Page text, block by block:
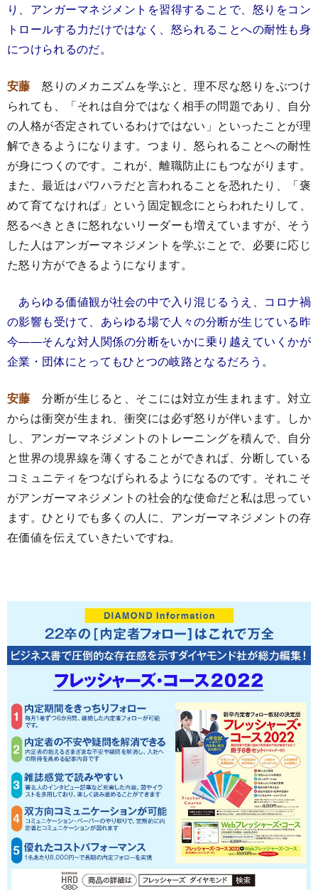
り、アンガーマネジメントを習得することで、怒りをコン
トロールする力だけではなく、怒られることへの耐性も身
につけられるのだ。
安藤 怒りのメカニズムを学ぶと、理不尽な怒りをぶつけ
られても、「それは自分ではなく相手の問題であり、自分
の人格が否定されているわけではない」といったことが理
解できるようになります。つまり、怒られることへの耐性
が身につくのです。これが、離職防止にもつながります。
また、最近はパワハラだと言われることを恐れたり、「褒
めて育てなければ」という固定観念にとらわれたりして、
怒るべきときに怒れないリーダーも増えていますが、そう
した人はアンガーマネジメントを学ぶことで、必要に応じ
た怒り方ができるようになります。
あらゆる価値観が社会の中で入り混じるうえ、コロナ禍
の影響も受けて、あらゆる場で人々の分断が生じている昨
今――そんな対人関係の分断をいかに乗り越えていくかが
企業・団体にとってもひとつの岐路となるだろう。
安藤 分断が生じると、そこには対立が生まれます。対立
からは衝突が生まれ、衝突には必ず怒りが伴います。しか
し、アンガーマネジメントのトレーニングを積んで、自分
と世界の境界線を薄くすることができれば、分断している
コミュニティをつなげられるようになるのです。それこそ
がアンガーマネジメントの社会的な使命だと私は思ってい
ます。ひとりでも多くの人に、アンガーマネジメントの存
在価値を伝えていきたいですね。